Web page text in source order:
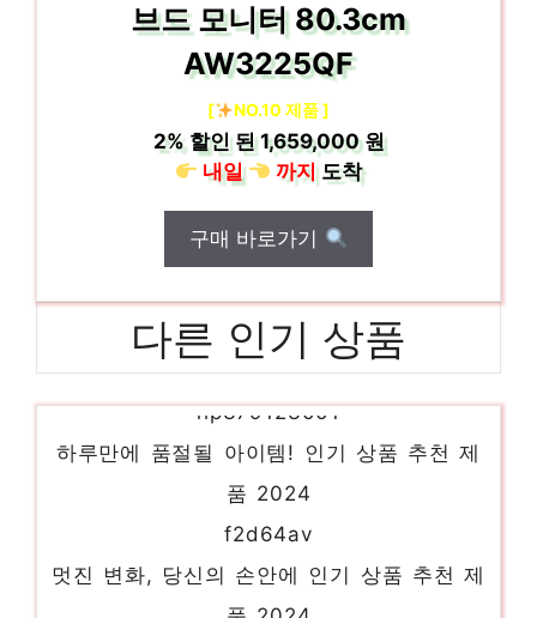
브드 모니터 80.3cm
AW3225QF
[ NO.10 제품 ]
2%할인 된1,659,000 원
내일
까지도착
구매 바로가기
다른 인기 상품
하루만에 품절될 아이템! 인기 상품 추천 제